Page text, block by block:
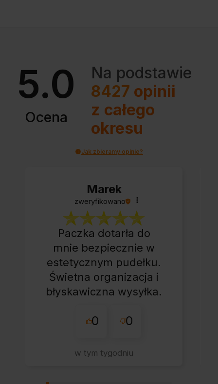
5.0
Ocena
Na podstawie
8427 opinii
z całego
okresu
Jak zbieramy opinie?
Marek
zweryfikowano
Paczka dotarła do
mnie bezpiecznie w
estetycznym pudełku.
Świetna organizacja i
błyskawiczna wysyłka.
sklepu nie pierwszy
wszystko perfekt.
0 0
w tym tygodniu